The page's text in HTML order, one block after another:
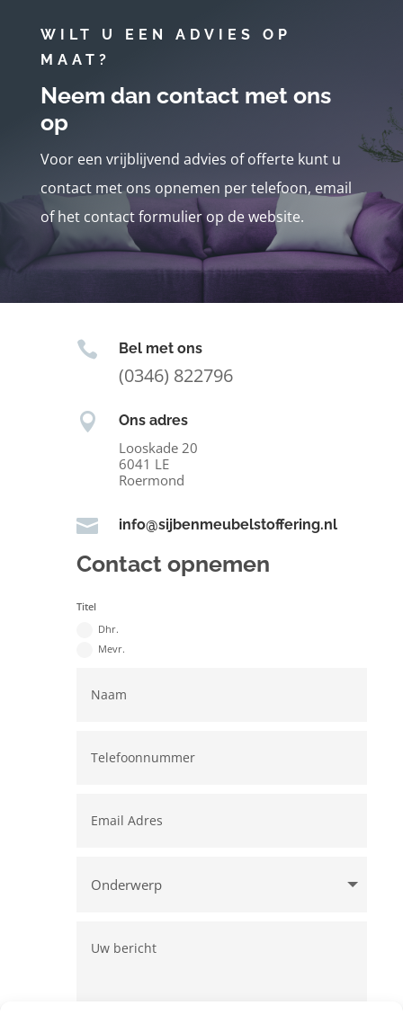
WILT U EEN ADVIES OP
MAAT?
Neem dan contact met ons
op
Voor een vrijblijvend advies of offerte kunt u
contact met ons opnemen per telefoon, email
of het contact formulier op de website.
 Bel met ons
(0346) 822796
 Ons adres
Looskade 20
6041 LE
Roermond
 info@sijbenmeubelstoffering.nl
Contact opnemen
Titel
Dhr.
Mevr.